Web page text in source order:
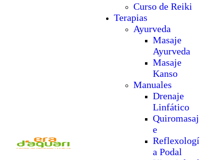
Curso de Reiki
Terapias
Ayurveda
Masaje
Ayurveda
Masaje
Kanso
Manuales
Drenaje
Linfático
Quiromasaj
e
Reflexologí
a Podal